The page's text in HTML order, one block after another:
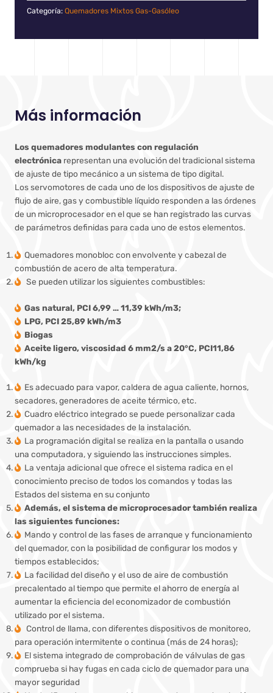
Categoría: Quemadores Mixtos Gas-Gasóleo
Más información
Los quemadores modulantes con regulación
electrónica representan una evolución del tradicional sistema
de ajuste de tipo mecánico a un sistema de tipo digital.
Los servomotores de cada uno de los dispositivos de ajuste de
flujo de aire, gas y combustible líquido responden a las órdenes
de un microprocesador en el que se han registrado las curvas
de parámetros definidas para cada uno de estos elementos.
Quemadores monobloc con envolvente y cabezal de
combustión de acero de alta temperatura.
Se pueden utilizar los siguientes combustibles:
Gas natural, PCI 6,99 … 11,39 kWh/m3;
LPG, PCI 25,89 kWh/m3
Biogas
Aceite ligero, viscosidad 6 mm2/s a 20°C, PCI11,86
kWh/kg
Es adecuado para vapor, caldera de agua caliente, hornos,
secadores, generadores de aceite térmico, etc.
Cuadro eléctrico integrado se puede personalizar cada
quemador a las necesidades de la instalación.
La programación digital se realiza en la pantalla o usando
una computadora, y siguiendo las instrucciones simples.
La ventaja adicional que ofrece el sistema radica en el
conocimiento preciso de todos los comandos y todas las
Estados del sistema en su conjunto
Además, el sistema de microprocesador también realiza
las siguientes funciones:
Mando y control de las fases de arranque y funcionamiento
del quemador, con la posibilidad de configurar los modos y
tiempos establecidos;
La facilidad del diseño y el uso de aire de combustión
precalentado al tiempo que permite el ahorro de energía al
aumentar la eficiencia del economizador de combustión
utilizado por el sistema.
Control de llama, con diferentes dispositivos de monitoreo,
para operación intermitente o continua (más de 24 horas);
El sistema integrado de comprobación de válvulas de gas
comprueba si hay fugas en cada ciclo de quemador para una
mayor seguridad